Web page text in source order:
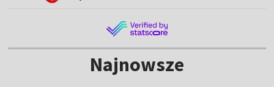
Najnowsze